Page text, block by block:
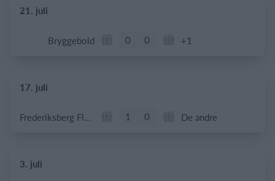
21. juli
Bryggebold 0 0 +1
17. juli
Frederiksberg Floorball Fighters 1 0 De andre
3. juli